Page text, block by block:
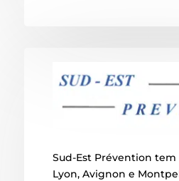
Sud-Est Prévention
Lyon, Avignon e